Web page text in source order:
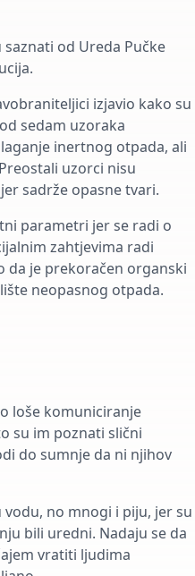
od Ureda Pučke
izjavio kako su
sedam uzoraka
inertnog otpada, ali
uzorci nisu
sadrže opasne tvari.
parametri jer se radi o
zahtjevima radi
da je prekoračen organski
neopasnog otpada.
loše komuniciranje
su im poznati slični
do sumnje da ni njihov
no mnogi i piju, jer su
bili uredni. Nadaju se da
vratiti ljudima